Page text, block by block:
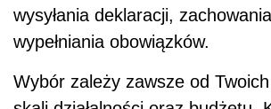
wysyłania deklaracji,
wypełniania obowiązków.
Wybór zależy zawsze od